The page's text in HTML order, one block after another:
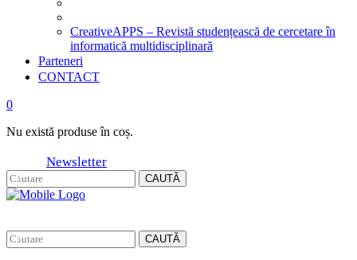
CreativeAPPS – Revistă studențească de cercetare în
informatică multidisciplinară
Parteneri
CONTACT
0
Nu există produse în coș.
Newsletter
CAUTĂ
CAUTĂ